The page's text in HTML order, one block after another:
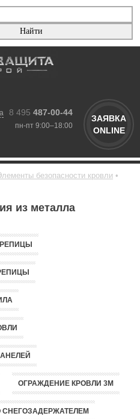
8 495 487-00-44
пн-пт 9:00–18:00
ЗАЯВКА
ONLINE
безопасности кровли
из металла
ОГРАЖДЕНИЕ КРОВЛИ 3М